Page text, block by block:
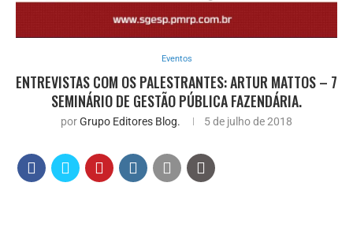
Eventos
ENTREVISTAS COM OS PALESTRANTES: ARTUR MATTOS – 7
SEMINÁRIO DE GESTÃO PÚBLICA FAZENDÁRIA.
porGrupo Editores Blog. 5 de julho de 2018